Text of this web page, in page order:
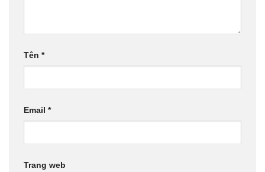
Tên *
Email *
Trang web